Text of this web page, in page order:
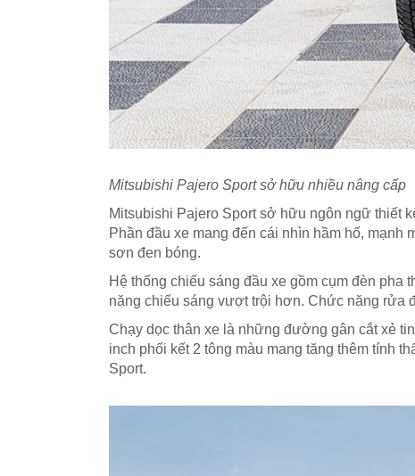
Mitsubishi Pajero Sport sở hữu nhiều nâng cấp
Mitsubishi Pajero Sport sở hữu ngôn ngữ thiết
Phần đầu xe mang đến cái nhìn hầm hố,
sơn đen bóng.
Hệ thống chiếu sáng đầu xe gồm cụm đèn pha
năng chiếu sáng vượt trội hơn. Chức năng rửa
Chạy dọc thân xe là những đường gân cắt xẻ
inch phối kết 2 tông màu mang tăng thêm tính
Sport.